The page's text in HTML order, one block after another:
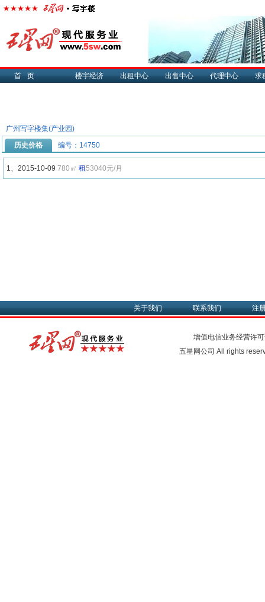
首页 楼宇经济 出租中心 出售中心 代理中心 求
广州写字楼集(产业园)
历史价格
编号：14750
1、2015-10-09 780㎡ 租53040元/月
关于我们 联系我们 注
增值电信业务经营许
五星网公司 All rights